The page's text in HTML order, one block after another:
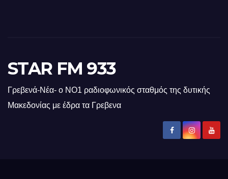
STAR FM 933
Γρεβενά-Νέα- ο ΝΟ1 ραδιοφωνικός σταθμός της δυτικής
Μακεδονίας με έδρα τα Γρεβενα